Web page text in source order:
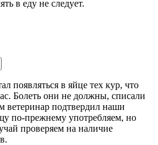
в еду не следует.
появляться в яйце тех кур, что
Болеть они не должны, списали
ветеринар подтвердил наши
по-прежнему употребляем, но
проверяем на наличие